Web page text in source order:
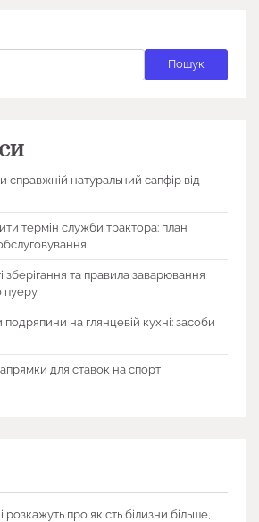
Пошук
справжній натуральний сапфір від
термін служби трактора: план
зберігання та правила заварювання
пуеру
на глянцевій кухні: засоби
для ставок на спорт
розкажуть про якість білизни більше,